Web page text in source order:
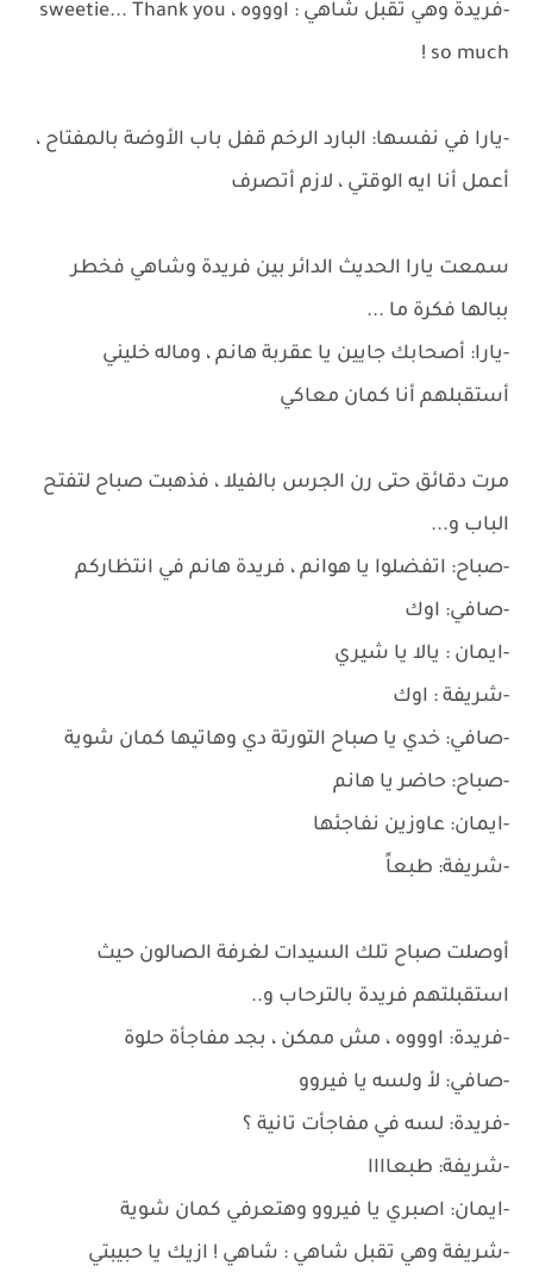
-فريدة وهي تقبل شاهي : اوووه ، sweetie... Thank you
so much !
-يارا في نفسها: البارد الرخم قفل باب الأوضة بالمفتاح ،
أعمل أنا ايه الوقتي ، لازم أتصرف
سمعت يارا الحديث الدائر بين فريدة وشاهي فخطر
ببالها فكرة ما ...
-يارا: أصحابك جايين يا عقربة هانم ، وماله خليني
أستقبلهم أنا كمان معاكي
مرت دقائق حتى رن الجرس بالفيلا ، فذهبت صباح لتفتح
الباب و...
-صباح: اتفضلوا يا هوانم ، فريدة هانم في انتظاركم
-صافي: اوك
-ايمان : يالا يا شيري
-شريفة : اوك
-صافي: خدي يا صباح التورتة دي وهاتيها كمان شوية
-صباح: حاضر يا هانم
-ايمان: عاوزين نفاجئها
-شريفة: طبعاً
أوصلت صباح تلك السيدات لغرفة الصالون حيث
استقبلتهم فريدة بالترحاب و..
-فريدة: اوووه ، مش ممكن ، بجد مفاجأة حلوة
-صافي: لأ ولسه يا فيروو
-فريدة: لسه في مفاجأت تانية ؟
-شريفة: طبعاااا
-ايمان: اصبري يا فيروو وهتعرفي كمان شوية
-شريفة وهي تقبل شاهي : شاهي ! ازيك يا حبيبتي